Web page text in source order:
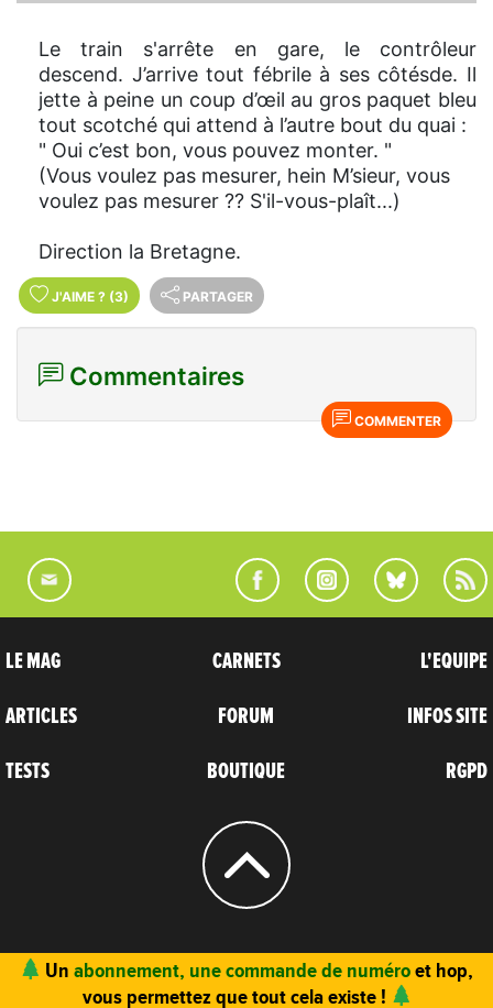
Le train s'arrête en gare, le contrôleur
descend. J’arrive tout fébrile à ses côtésde. Il
jette à peine un coup d’œil au gros paquet bleu
tout scotché qui attend à l’autre bout du quai :
" Oui c’est bon, vous pouvez monter. "
(Vous voulez pas mesurer, hein M’sieur, vous
voulez pas mesurer ?? S'il-vous-plaît...)
Direction la Bretagne.
J'AIME ? (3) PARTAGER
Commentaires
COMMENTER
LE MAG
ARTICLES
TESTS
CARNETS
FORUM
BOUTIQUE
L'EQUIPE
INFOS SITE
RGPD
© 2004 - 2026 CARNETS D’AVENTURES
Un abonnement, une commande de numéroet hop,
vous permettez que tout cela existe !